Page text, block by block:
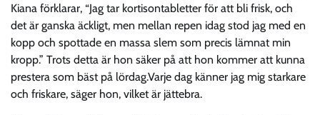
Kiana förklarar, “Jag tar kortisontabletter för att bli frisk, och
det är ganska äckligt, men mellan repen idag stod jag med en
kopp och spottade en massa slem som precis lämnat min
kropp.” Trots detta är hon säker på att hon kommer att kunna
prestera som bäst på lördag.Varje dag känner jag mig starkare
och friskare, säger hon, vilket är jättebra.